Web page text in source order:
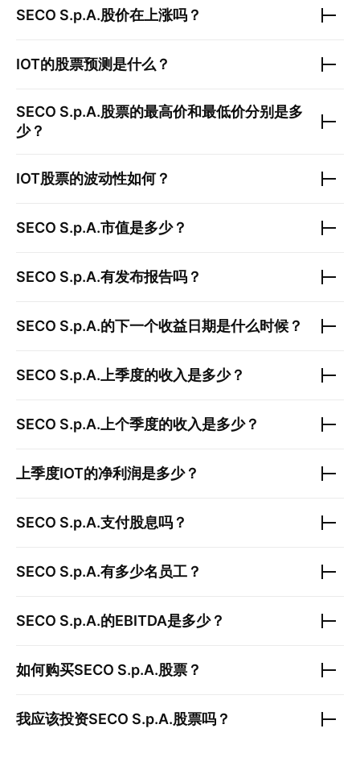
SECO S.p.A.股价在上涨吗？
IOT的股票预测是什么？
SECO S.p.A.股票的最高价和最低价分别是多
少？
IOT股票的波动性如何？
SECO S.p.A.市值是多少？
SECO S.p.A.有发布报告吗？
SECO S.p.A.的下一个收益日期是什么时候？
SECO S.p.A. 上季度的收入是多少？
SECO S.p.A. 上个季度的收入是多少？
上季度IOT的净利润是多少？
SECO S.p.A.支付股息吗？
SECO S.p.A.有多少名员工？
SECO S.p.A.的EBITDA是多少？
如何购买SECO S.p.A.股票？
我应该投资SECO S.p.A.股票吗？